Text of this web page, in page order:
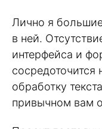
Лично я
в ней.
интерфейса и
обработку
привычном вам